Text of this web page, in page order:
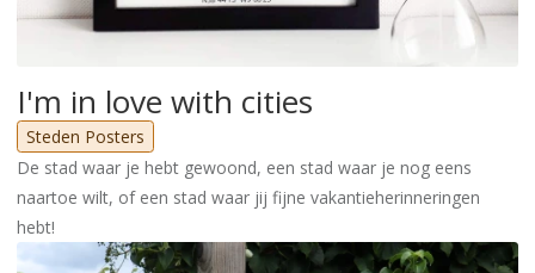
I'm in love with cities
Steden Posters
De stad waar je hebt gewoond, een stad waar je nog eens
naartoe wilt, of een stad waar jij fijne vakantieherinneringen
hebt!